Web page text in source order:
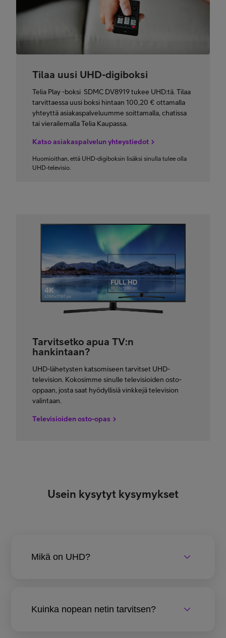
Tilaa uusi UHD-digiboksi
Telia Play -boksi SDMC DV8919 tukee UHD:tä. Tilaa
tarvittaessa uusi boksi hintaan 100,20 € ottamalla
yhteyttä asiakaspalveluumme soittamalla, chatissa
tai vierailemalla Telia Kaupassa.
Katso asiakaspalvelun yhteystiedot
Huomioithan, että UHD-digiboksin lisäksi sinulla tulee olla
UHD-televisio.
Tarvitsetko apua TV:n
hankintaan?
UHD-lähetysten katsomiseen tarvitset UHD-
television. Kokosimme sinulle televisioiden osto-
oppaan, josta saat hyödyllisiä vinkkejä television
valintaan.
Televisioiden osto-opas
Usein kysytyt kysymykset
Mikä on UHD?
Kuinka nopean netin tarvitsen?